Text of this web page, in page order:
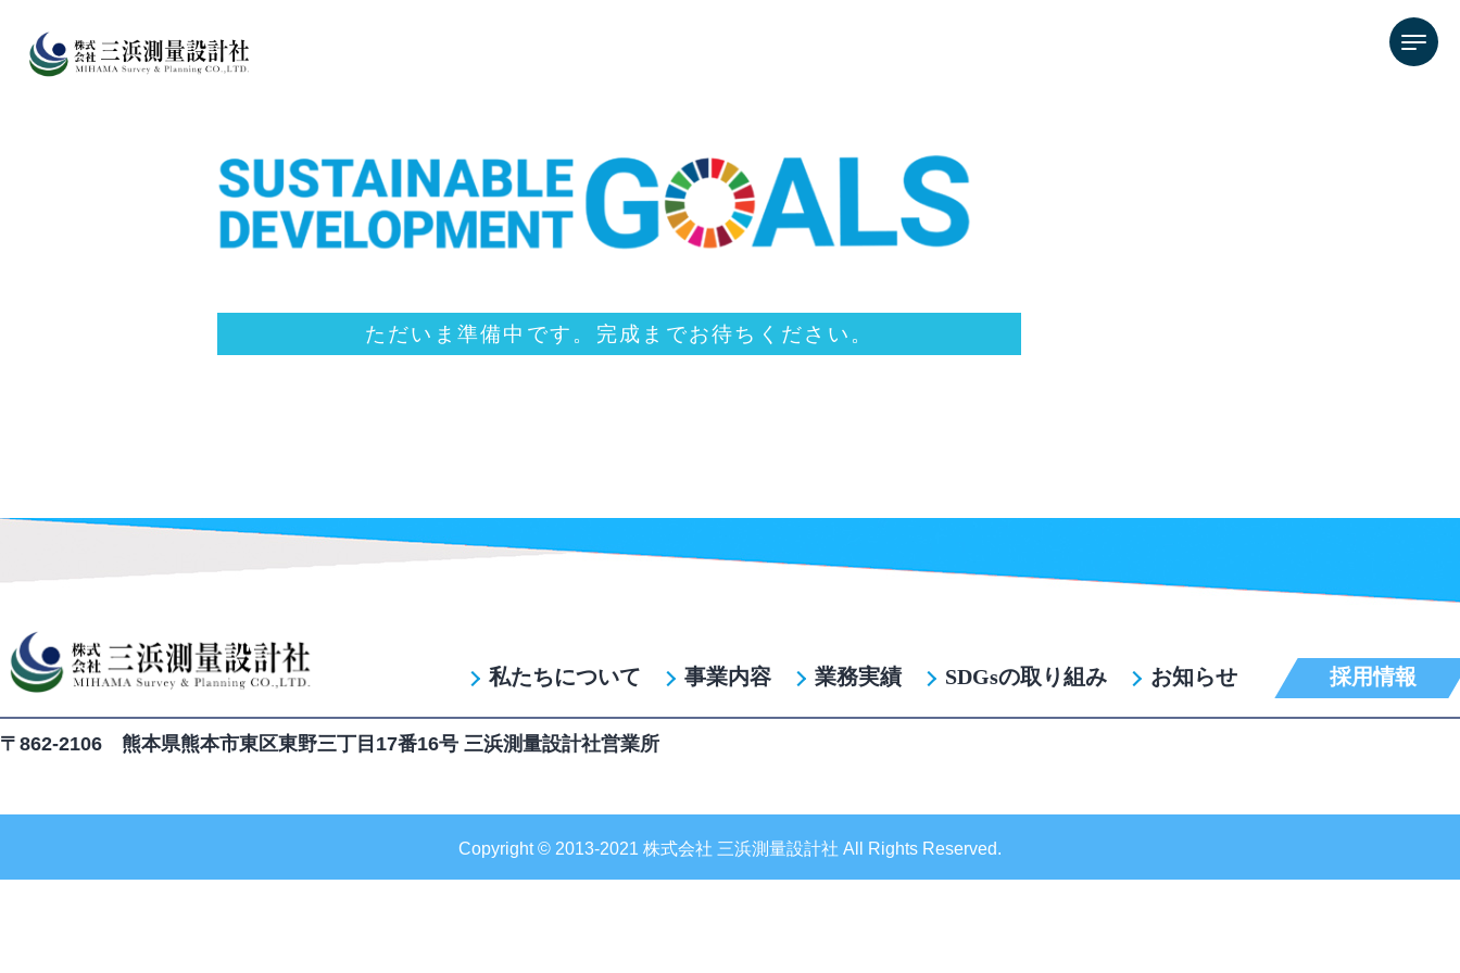
ただいま準備中です。完成までお待ちください。
私たちについて 事業内容 業務実績 SDGsの取り組み お知らせ 採用情報
〒862-2106 熊本県熊本市東区東野三丁目17番16号 三浜測量設計社営業所
Copyright © 2013-2021 株式会社 三浜測量設計社 All Rights Reserved.